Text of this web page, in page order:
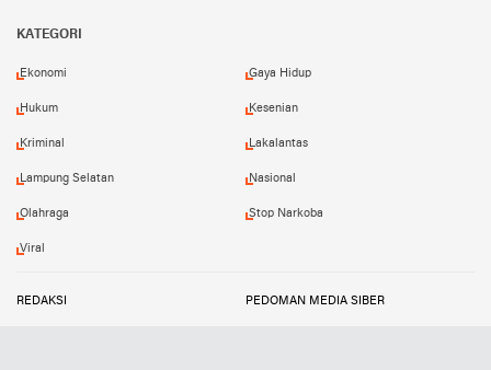
KATEGORI
Ekonomi Gaya Hidup
Hukum Kesenian
Kriminal Lakalantas
Lampung Selatan Nasional
Olahraga Stop Narkoba
Viral
REDAKSI PEDOMAN MEDIA SIBER